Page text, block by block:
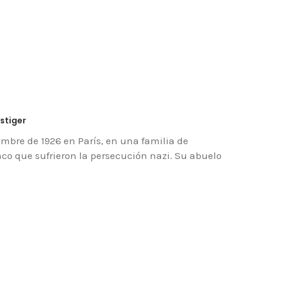
de 1926 en París, en una familia de
que sufrieron la persecución nazi. Su abuelo